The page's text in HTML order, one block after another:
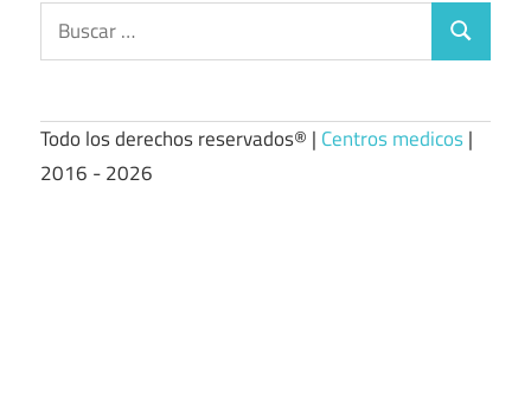
Buscar:
Buscar
Todo los derechos reservados® | Centros medicos|
2016 - 2026